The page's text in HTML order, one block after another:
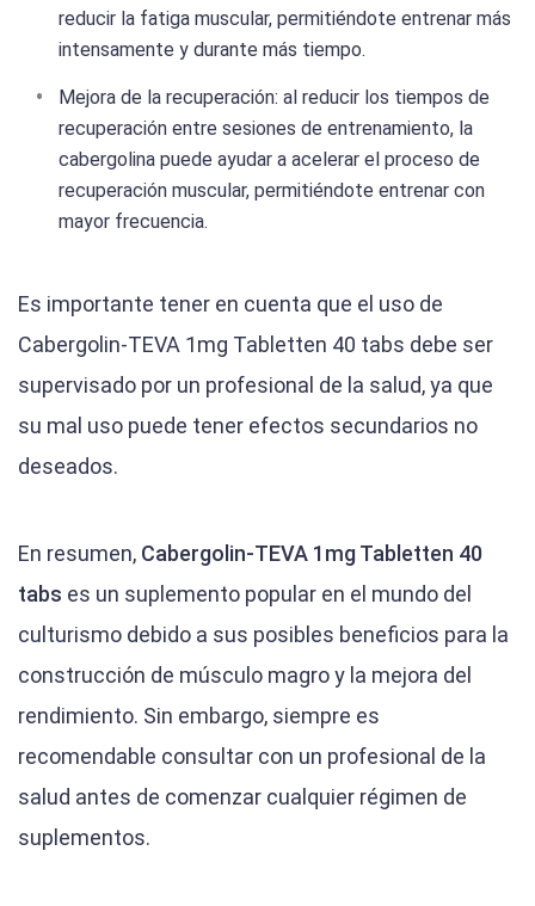
reducir la fatiga muscular, permitiéndote entrenar más
intensamente y durante más tiempo.
Mejora de la recuperación: al reducir los tiempos de
recuperación entre sesiones de entrenamiento, la
cabergolina puede ayudar a acelerar el proceso de
recuperación muscular, permitiéndote entrenar con
mayor frecuencia.
Es importante tener en cuenta que el uso de
Cabergolin-TEVA 1mg Tabletten 40 tabs debe ser
supervisado por un profesional de la salud, ya que
su mal uso puede tener efectos secundarios no
deseados.
En resumen, Cabergolin-TEVA 1mg Tabletten 40
tabs es un suplemento popular en el mundo del
culturismo debido a sus posibles beneficios para la
construcción de músculo magro y la mejora del
rendimiento. Sin embargo, siempre es
recomendable consultar con un profesional de la
salud antes de comenzar cualquier régimen de
suplementos.